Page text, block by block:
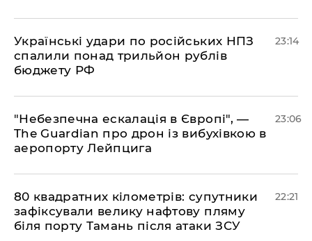
​Українські удари по російських НПЗ
спалили понад трильйон рублів
бюджету РФ
23:14
​"Небезпечна ескалація в Європі", —
The Guardian про дрон із вибухівкою в
аеропорту Лейпцига
23:06
​80 квадратних кілометрів: супутники
зафіксували велику нафтову пляму
біля порту Тамань після атаки ЗСУ
22:21